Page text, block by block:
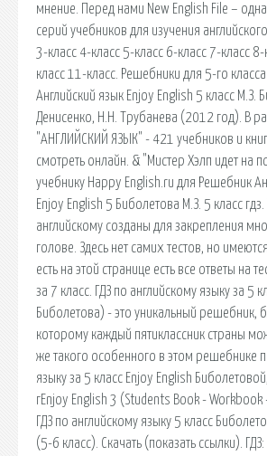
мнение. Перед нами New English File –
серий учебников для изучения
3-класс 4-класс 5-класс 6-класс 7-класс
класс 11-класс. Решебники для 5-го
Английский язык Enjoy English 5 класс М.З.
Денисенко, Н.Н. Трубанева (2012 год). В
"АНГЛИЙСКИЙ ЯЗЫК" - 421 учебников и
смотреть онлайн. & "Мистер Хэлп идет на
учебнику Happy English.ru для Решебник
Enjoy English 5 Биболетова М.З. 5 класс гдз.
английскому созданы для закрепления
голове. Здесь нет самих тестов, но
есть на этой странице есть все ответы на
за 7 класс. ГДЗ по английскому языку за 5
Биболетова) - это уникальный решебник,
которому каждый пятиклассник страны
же такого особенного в этом решебнике
языку за 5 класс Enjoy English
гEnjoy English 3 (Students Book - Workbook
ГДЗ по английскому языку 5 класс
(5-6 класс). Скачать (показать ссылки).